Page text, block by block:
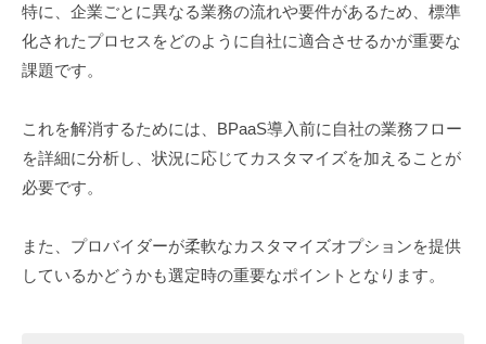
特に、企業ごとに異なる業務の流れや要件があるため、標準
化されたプロセスをどのように自社に適合させるかが重要な
課題です。
これを解消するためには、BPaaS導入前に自社の業務フロー
を詳細に分析し、状況に応じてカスタマイズを加えることが
必要です。
また、プロバイダーが柔軟なカスタマイズオプションを提供
しているかどうかも選定時の重要なポイントとなります。